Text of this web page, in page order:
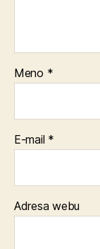
Meno *
E-mail *
Adresa webu